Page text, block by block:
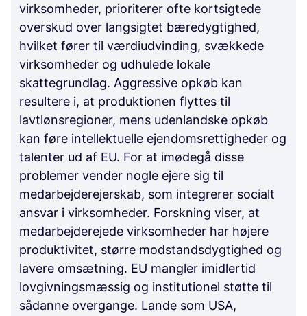
virksomheder, prioriterer ofte kortsigtede
overskud over langsigtet bæredygtighed,
hvilket fører til værdiudvinding, svækkede
virksomheder og udhulede lokale
skattegrundlag. Aggressive opkøb kan
resultere i, at produktionen flyttes til
lavtlønsregioner, mens udenlandske opkøb
kan føre intellektuelle ejendomsrettigheder og
talenter ud af EU. For at imødegå disse
problemer vender nogle ejere sig til
medarbejderejerskab, som integrerer socialt
ansvar i virksomheder. Forskning viser, at
medarbejderejede virksomheder har højere
produktivitet, større modstandsdygtighed og
lavere omsætning. EU mangler imidlertid
lovgivningsmæssig og institutionel støtte til
sådanne overgange. Lande som USA,